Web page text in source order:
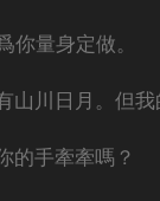
量身定做。
山川日月。但我
的手牽牽嗎？